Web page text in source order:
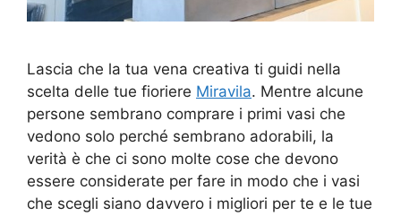
Lascia che la tua vena creativa ti guidi nella
scelta delle tue fioriere Miravila. Mentre alcune
persone sembrano comprare i primi vasi che
vedono solo perché sembrano adorabili, la
verità è che ci sono molte cose che devono
essere considerate per fare in modo che i vasi
che scegli siano davvero i migliori per te e le tue